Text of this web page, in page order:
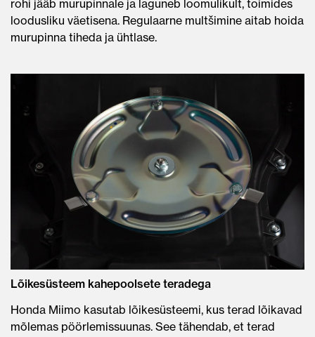
rohi jääb murupinnale ja laguneb loomulikult, toimides
loodusliku väetisena. Regulaarne multšimine aitab hoida
murupinna tiheda ja ühtlase.
Lõikesüsteem kahepoolsete teradega
Honda Miimo kasutab lõikesüsteemi, kus terad lõikavad
mõlemas pöörlemissuunas. See tähendab, et terad